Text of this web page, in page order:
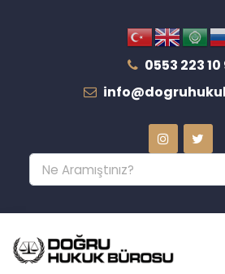
0553 223 10